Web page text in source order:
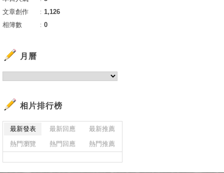
文章創作
： 1,126
相簿數
： 0
月曆
相片排行榜
最新發表 最新回應
最新推薦
熱門瀏覽
熱門回應 熱門推薦